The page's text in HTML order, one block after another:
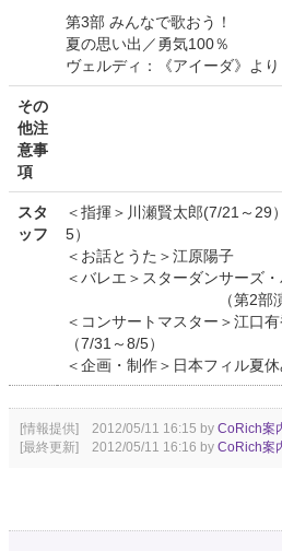
第3部 みんなで歌おう！
夏の思い出／勇気100％
ヴェルディ：《アイーダ》より
その
他注
意事
項
スタ
ッフ
＜指揮＞川瀬賢太郎(7/21～29
5）
＜お話とうた＞江原陽子
＜バレエ＞スターダンサーズ
（第2部演出・振
＜コンサートマスター＞江口
（7/31～8/5）
＜企画・制作＞日本フィル夏
[情報提供] 2012/05/11 16:15 by CoRich案
[最終更新] 2012/05/11 16:16 by CoRich案